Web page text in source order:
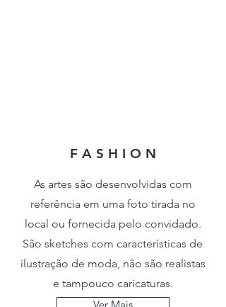
F A S H I O N
As artes são desenvolvidas com
referência em uma foto tirada no
local ou fornecida pelo convidado.
São sketches com características de
ilustração de moda, não são realistas
e tampouco caricaturas.